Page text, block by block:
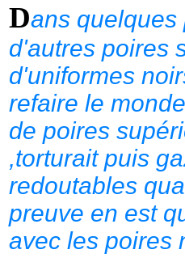
Dans quelques
d'autres poires
d'uniformes
refaire le
de poires
,torturait puis
redoutables
preuve en est
avec les poires